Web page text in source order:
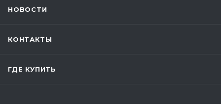
НОВОСТИ
КОНТАКТЫ
ГДЕ КУПИТЬ